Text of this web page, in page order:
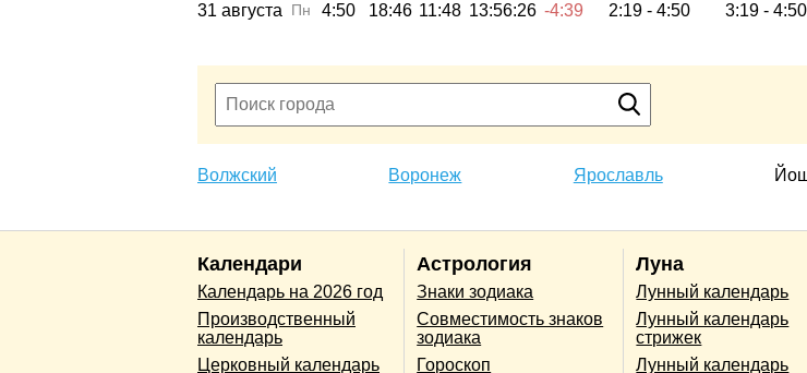
31 августа Пн 4:50 18:46 11:48 13:56:26 -4:39 2:19 - 4:50 3:19 - 4:50
Волжский Воронеж Ярославль
Календари
Календарь на 2026 год
Производственный
календарь
Церковный календарь
Астрология
Знаки зодиака
Совместимость знаков
зодиака
Гороскоп
Луна
Лунный календарь
Лунный календарь
стрижек
Лунный календарь